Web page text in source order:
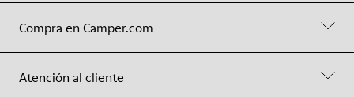
Compra en Camper.com
Atención al cliente